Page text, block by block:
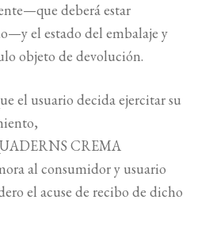
deberá estar
el estado del embalaje y
objeto de devolución.
el usuario decida ejercitar su
CREMA
al consumidor y usuario
el acuse de recibo de dicho